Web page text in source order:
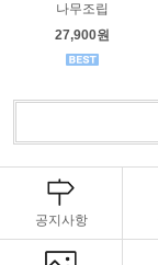
나무조립
27,900원
공지사항